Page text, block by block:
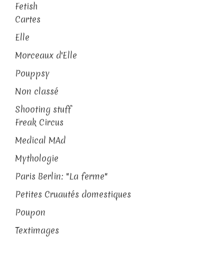
Fetish
Cartes
Elle
Morceaux d'Elle
Pouppsy
Non classé
Shooting stuff
Freak Circus
Medical MAd
Mythologie
Paris Berlin: "La ferme"
Petites Cruautés domestiques
Poupon
Textimages